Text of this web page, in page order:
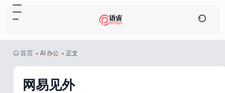
首页 • AI 办公 • 正文
网易见外